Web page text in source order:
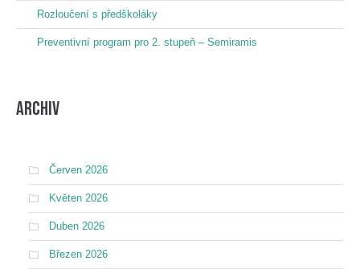
Rozloučení s předškoláky
Preventivní program pro 2. stupeň – Semiramis
Archiv
Červen 2026
Květen 2026
Duben 2026
Březen 2026